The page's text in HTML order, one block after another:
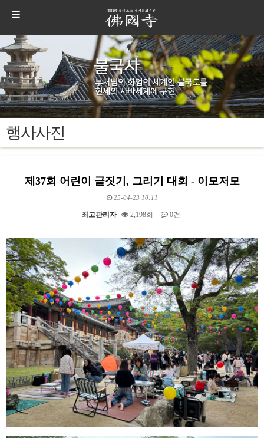
행사사진
제37회 어린이 글짓기, 그리기 대회 - 이모저모
25-04-23 10:11
최고관리자 2,198회 0건
본문